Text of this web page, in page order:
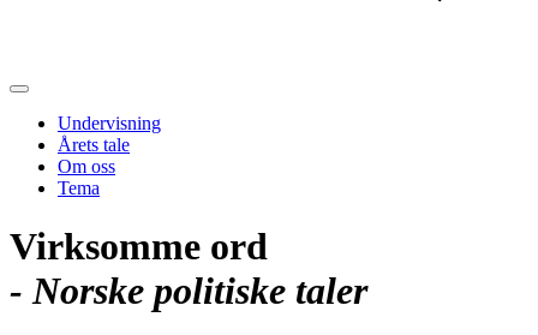
Undervisning
Årets tale
Om oss
Tema
Virksomme ord
- Norske politiske taler